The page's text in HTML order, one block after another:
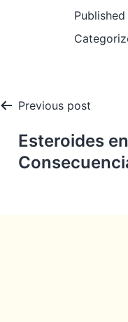
Published
Post
navigation
Previous post
Esteroides